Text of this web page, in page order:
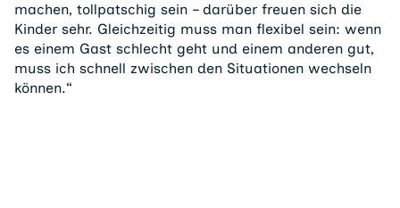
machen, tollpatschig sein – darüber freuen sich die
Kinder sehr. Gleichzeitig muss man flexibel sein: wenn
es einem Gast schlecht geht und einem anderen gut,
muss ich schnell zwischen den Situationen wechseln
können.“